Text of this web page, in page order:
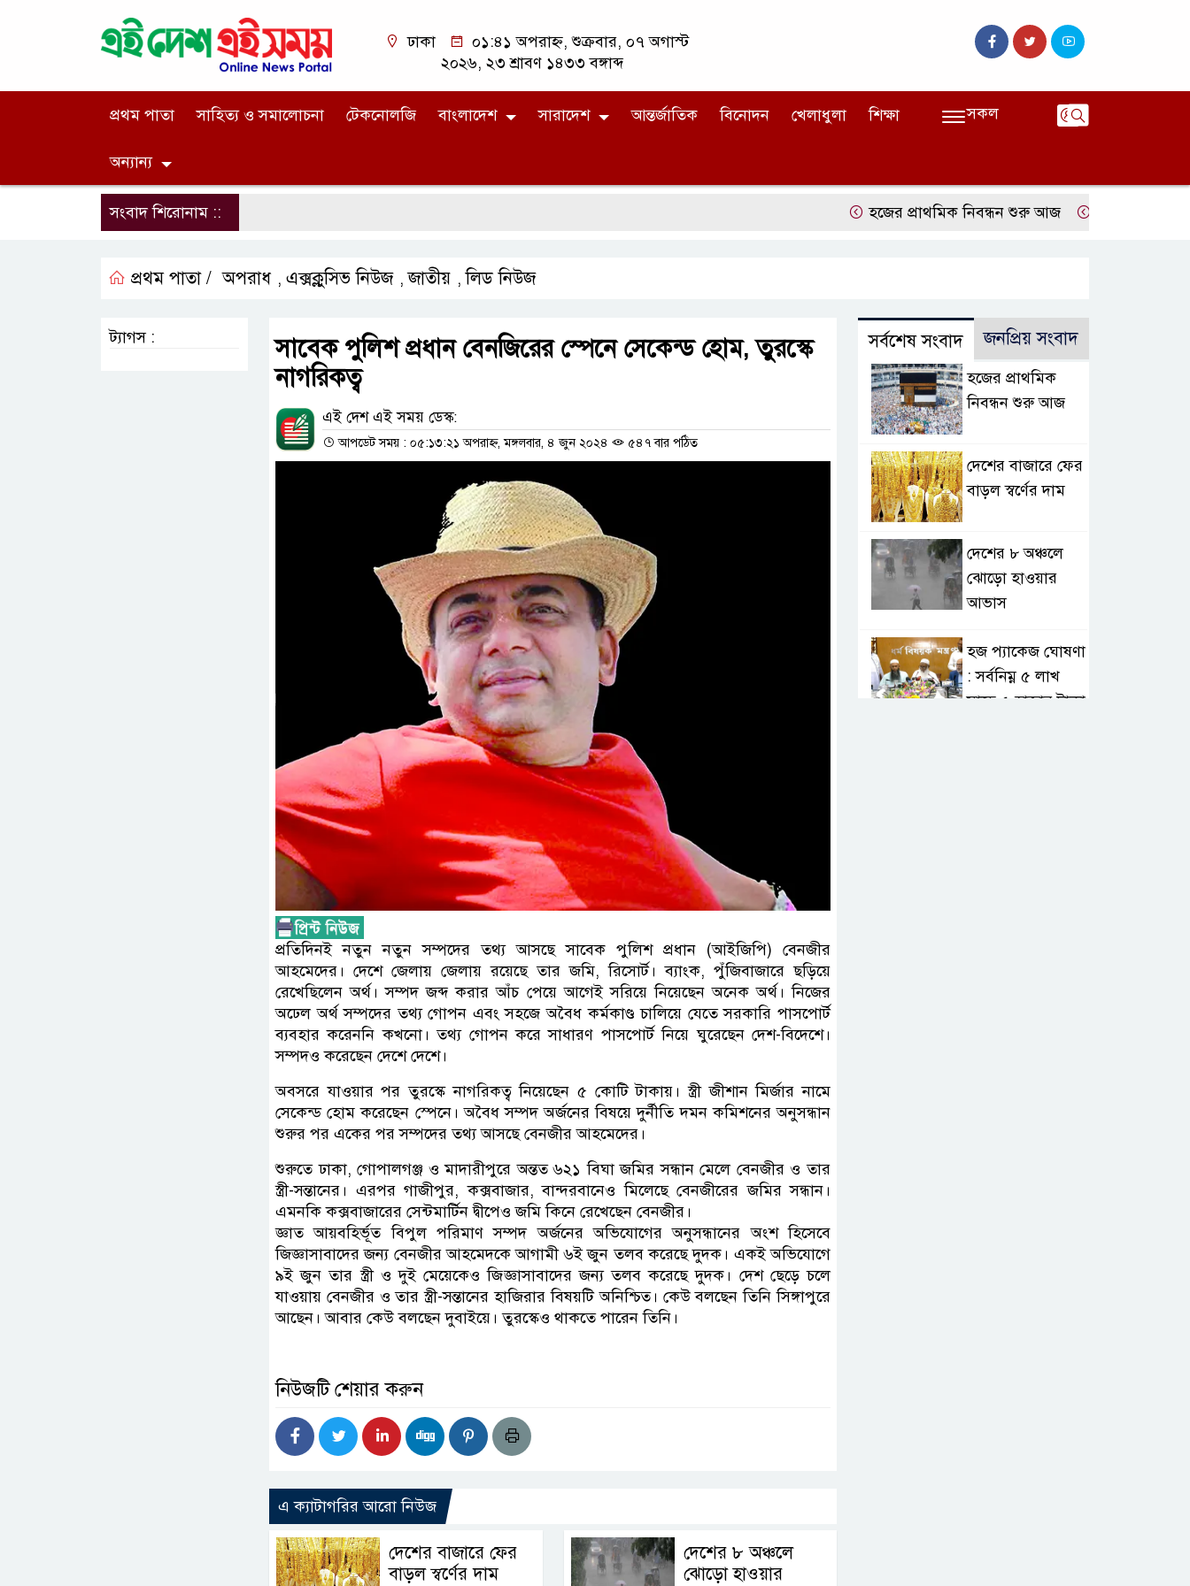
ঢাকা
০১:৪১ অপরাহ্ন, শুক্রবার, ০৭ অগাস্ট
২০২৬, ২৩ শ্রাবণ ১৪৩৩ বঙ্গাব্দ
প্রথম পাতা সাহিত্য ও সমালোচনা টেকনোলজি বাংলাদেশ সারাদেশ আন্তর্জাতিক বিনোদন খেলাধুলা শিক্ষা
অন্যান্য
সকল
সংবাদ শিরোনাম :: হজের প্রাথমিক নিবন্ধন শুরু আজ দেশের বাজারে ফের
প্রথম পাতা / অপরাধ , এক্সক্লুসিভ নিউজ ,জাতীয় ,লিড নিউজ
সাবেক পুলিশ প্রধান বেনজিরের স্পেনে সেকেন্ড হোম, তুরস্কে
নাগরিকত্ব
এই দেশ এই সময় ডেস্ক:
আপডেট সময় : ০৫:১৩:২১ অপরাহ্ন, মঙ্গলবার, ৪ জুন ২০২৪ ৫৪৭ বার পঠিত
প্রতিদিনই নতুন নতুন সম্পদের তথ্য আসছে সাবেক পুলিশ প্রধান (আইজিপি) বেনজীর
আহমেদের। দেশে জেলায় জেলায় রয়েছে তার জমি, রিসোর্ট। ব্যাংক, পুঁজিবাজারে ছড়িয়ে
রেখেছিলেন অর্থ। সম্পদ জব্দ করার আঁচ পেয়ে আগেই সরিয়ে নিয়েছেন অনেক অর্থ। নিজের
অঢেল অর্থ সম্পদের তথ্য গোপন এবং সহজে অবৈধ কর্মকাণ্ড চালিয়ে যেতে সরকারি পাসপোর্ট
ব্যবহার করেননি কখনো। তথ্য গোপন করে সাধারণ পাসপোর্ট নিয়ে ঘুরেছেন দেশ-বিদেশে।
সম্পদও করেছেন দেশে দেশে।
অবসরে যাওয়ার পর তুরস্কে নাগরিকত্ব নিয়েছেন ৫ কোটি টাকায়। স্ত্রী জীশান মির্জার নামে
সেকেন্ড হোম করেছেন স্পেনে। অবৈধ সম্পদ অর্জনের বিষয়ে দুর্নীতি দমন কমিশনের অনুসন্ধান
শুরুর পর একের পর সম্পদের তথ্য আসছে বেনজীর আহমেদের।
শুরুতে ঢাকা, গোপালগঞ্জ ও মাদারীপুরে অন্তত ৬২১ বিঘা জমির সন্ধান মেলে বেনজীর ও তার
স্ত্রী-সন্তানের। এরপর গাজীপুর, কক্সবাজার, বান্দরবানেও মিলেছে বেনজীরের জমির সন্ধান।
এমনকি কক্সবাজারের সেন্টমার্টিন দ্বীপেও জমি কিনে রেখেছেন বেনজীর।
জ্ঞাত আয়বহির্ভূত বিপুল পরিমাণ সম্পদ অর্জনের অভিযোগের অনুসন্ধানের অংশ হিসেবে
জিজ্ঞাসাবাদের জন্য বেনজীর আহমেদকে আগামী ৬ই জুন তলব করেছে দুদক। একই অভিযোগে
৯ই জুন তার স্ত্রী ও দুই মেয়েকেও জিজ্ঞাসাবাদের জন্য তলব করেছে দুদক। দেশ ছেড়ে চলে
যাওয়ায় বেনজীর ও তার স্ত্রী-সন্তানের হাজিরার বিষয়টি অনিশ্চিত। কেউ বলছেন তিনি সিঙ্গাপুরে
আছেন। আবার কেউ বলছেন দুবাইয়ে। তুরস্কেও থাকতে পারেন তিনি।
নিউজটি শেয়ার করুন
এ ক্যাটাগরির আরো নিউজ
দেশের বাজারে ফের
বাড়ল স্বর্ণের দাম
দেশের ৮ অঞ্চলে
ঝোড়ো হাওয়ার
ট্যাগস : সর্বশেষ সংবাদ জনপ্রিয় সংবাদ
হজের প্রাথমিক
নিবন্ধন শুরু আজ
দেশের বাজারে ফের
বাড়ল স্বর্ণের দাম
দেশের ৮ অঞ্চলে
ঝোড়ো হাওয়ার
আভাস
হজ প্যাকেজ ঘোষণা
: সর্বনিম্ন ৫ লাখ
সাড়ে ৫ হাজার টাকা